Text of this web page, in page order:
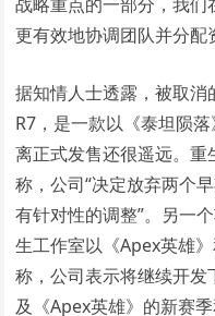
更有效地协调团队并分配
据知情人士透露，被取
R7，是一款以《泰坦陨
离正式发售还很遥远。
称，公司“决定放弃两个
有针对性的调整”。另一
生工作室以《Apex英雄
称，公司表示将继续开
及《Apex英雄》的新赛季